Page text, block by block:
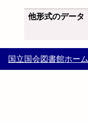
他形式のデータ
国立国会図書館ホーム